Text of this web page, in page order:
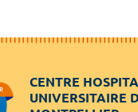
CENTRE
UNIVERSITAIRE